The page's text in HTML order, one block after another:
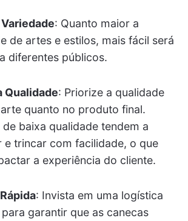
: Quanto maior a
de artes e estilos, mais fácil será
diferentes públicos.
Qualidade: Priorize a qualidade
quanto no produto final.
de baixa qualidade tendem a
e trincar com facilidade, o que
a experiência do cliente.
: Invista em uma logística
garantir que as canecas